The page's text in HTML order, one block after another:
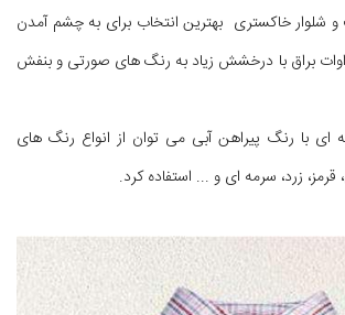
و شلوار خاکستری بهترین انتخاب برای به چشم آمدن
براق با درخشش زیاد به رنگ های صورتی و بنفش
ای با رنگ پیراهن آبی می توان از انواع رنگ های
قرمز، زرد، سرمه ای و ... استفاده کرد.